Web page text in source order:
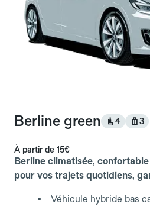
Berline green 4 3
À partir de 15€
Berline climatisée,
pour vos trajets quotidiens,
Véhicule hybride bas